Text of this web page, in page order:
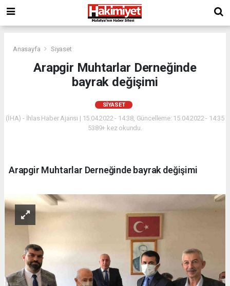
Anasayfa Siyaset
Arapgir Muhtarlar Derneğinde
bayrak değişimi
SIYASET
(İHA) - İhlas Haber Ajansı | 15.04.2022 - 14:38, Güncelleme: 15.04.2022 - 14:35
5389+ kez okundu.
Arapgir Muhtarlar Derneğinde bayrak değişimi